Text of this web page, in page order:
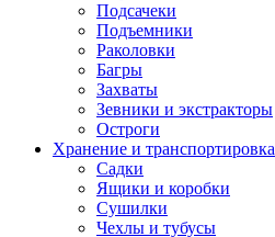
Подсачеки
Подъемники
Раколовки
Багры
Захваты
Зевники и экстракторы
Остроги
Хранение и транспортировка
Садки
Ящики и коробки
Сушилки
Чехлы и тубусы